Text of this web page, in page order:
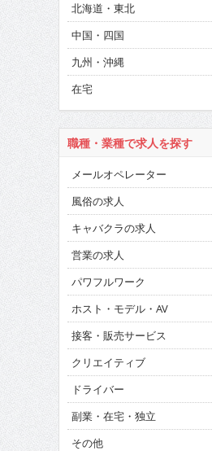
北海道・東北
中国・四国
九州・沖縄
在宅
職種・業種で求人を探す
メールオペレーター
風俗の求人
キャバクラの求人
営業の求人
パワフルワーク
ホスト・モデル・AV
接客・販売サービス
クリエイティブ
ドライバー
副業・在宅・独立
その他